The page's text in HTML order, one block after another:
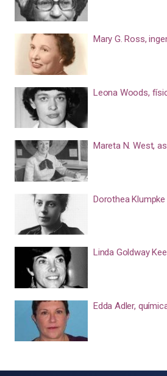
Mary G. Ross,
Leona Woods,
Mareta N. West,
Dorothea
Linda Goldway
Edda Adler,